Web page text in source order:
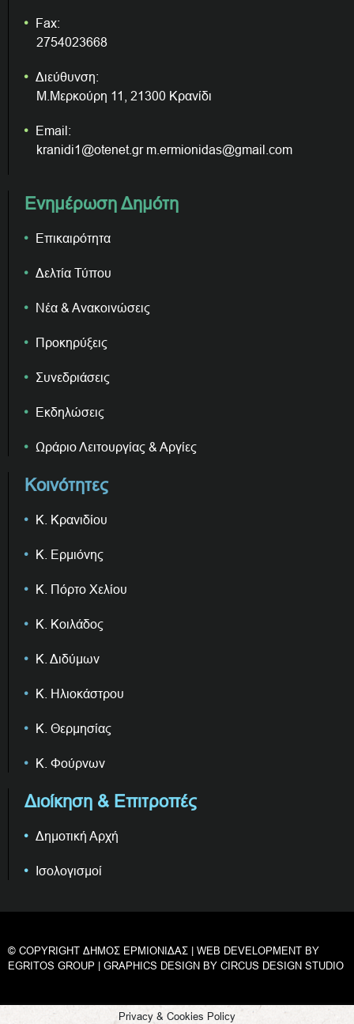
Fax:
2754023668
Διεύθυνση:
Μ.Μερκούρη 11, 21300 Κρανίδι
Email:
kranidi1@otenet.gr m.ermionidas@gmail.com
Ενημέρωση Δημότη
Επικαιρότητα
Δελτία Τύπου
Νέα & Ανακοινώσεις
Προκηρύξεις
Συνεδριάσεις
Εκδηλώσεις
Ωράριο Λειτουργίας & Αργίες
Κοινότητες
Κ. Κρανιδίου
Κ. Ερμιόνης
Κ. Πόρτο Χελίου
Κ. Κοιλάδος
Κ. Διδύμων
Κ. Ηλιοκάστρου
Κ. Θερμησίας
Κ. Φούρνων
Διοίκηση & Επιτροπές
Δημοτική Αρχή
Ισολογισμοί
© COPYRIGHT ΔΗΜΟΣ ΕΡΜΙΟΝΙΔΑΣ | WEB DEVELOPMENT BY
EGRITOS GROUP | GRAPHICS DESIGN BY CIRCUS DESIGN STUDIO
Privacy & Cookies Policy